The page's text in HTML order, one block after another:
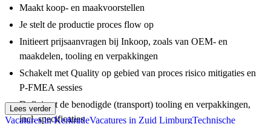
Maakt koop- en maakvoorstellen
Je stelt de productie proces flow op
Initieert prijsaanvragen bij Inkoop, zoals van OEM- en
maakdelen, tooling en verpakkingen
Schakelt met Quality op gebied van proces risico mitigaties en
P-FMEA sessies
Definieert de benodigde (transport) tooling en verpakkingen,
incl. specificaties
Lees verder
Vacatures in KerkradeVacatures in Zuid LimburgTechnische